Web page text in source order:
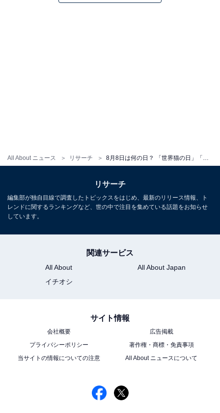
All About ニュース リサーチ
8月8日生まれの人は獅子座です。
こちらもおすすめ
7月26日～8月12日は「ライオンズゲート」。神
リサーチ
編集部が独自目線で調査したトピックスをはじめ、最新のリリース情報、ト
レンドに関するランキングなど、世の中で注目を集めている話題をお知らせ
しています。
関連サービス
All About
All About Japan
イチオシ
サイト情報
会社概要
広告掲載
プライバシーポリシー
著作権・商標・免責事項
当サイトの情報についての注意
All About ニュースについて